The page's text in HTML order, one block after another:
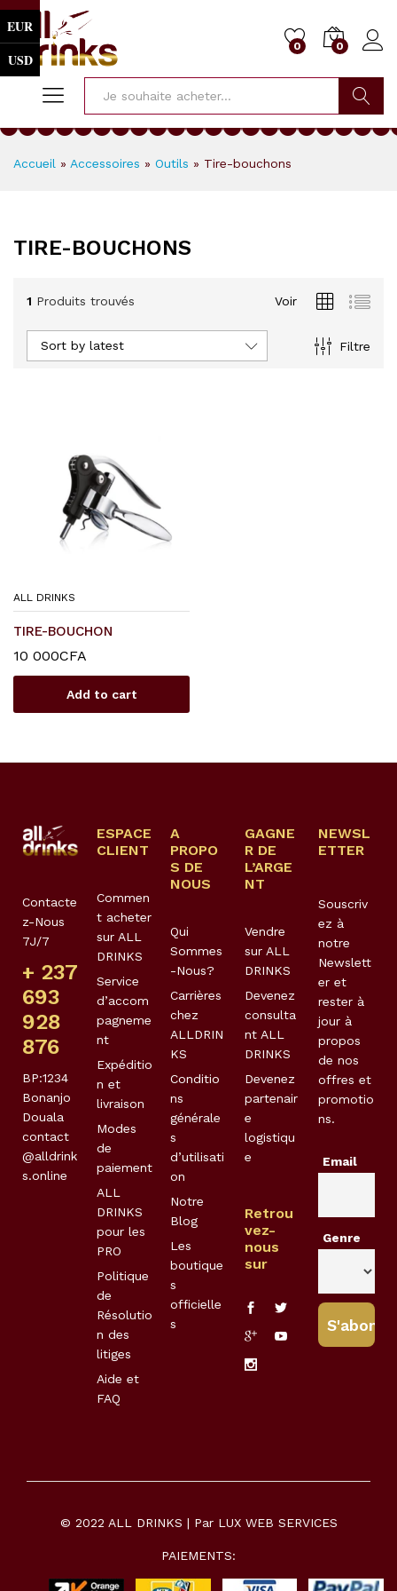
0 0
Chercher
Accueil » Accessoires » Outils » Tire-bouchons
TIRE-BOUCHONS
1 Produits trouvés Voir
Filtre
Sort by latest
ALL DRINKS
TIRE-BOUCHON
10 000CFA
Add to cart
Contacte
z-Nous
7J/7
+ 237
693
928
876
BP:1234
Bonanjo
Douala
contact
@alldrink
s.online
ESPACE
CLIENT
Commen
t acheter
sur ALL
DRINKS
Service
d’accom
pagneme
nt
Expéditio
n et
livraison
Modes
de
paiement
ALL
DRINKS
pour les
PRO
Politique
de
Résolutio
n des
litiges
Aide et
FAQ
A
PROPO
S DE
NOUS
Qui
Sommes
-Nous?
Carrières
chez
ALLDRIN
KS
Conditio
ns
générale
s
d’utilisati
on
Notre
Blog
Les
boutique
s
officielle
s
GAGNE
R DE
L’ARGE
NT
Vendre
sur ALL
DRINKS
Devenez
consulta
nt ALL
DRINKS
Devenez
partenair
e
logistiqu
e
Retrou
vez-
nous
sur
NEWSL
ETTER
Souscriv
ez à
notre
Newslett
er et
rester à
jour à
propos
de nos
offres et
promotio
ns.
Email
Genre
© 2022 ALL DRINKS | Par LUX WEB SERVICES
PAIEMENTS:
EUR
USD